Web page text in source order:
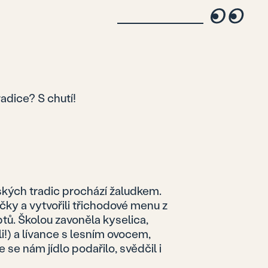
S chutí!
tradic prochází žaludkem.
a vytvořili třichodové menu z
Školou zavoněla kyselica,
a lívance s lesním ovocem,
se nám jídlo podařilo, svědčil i